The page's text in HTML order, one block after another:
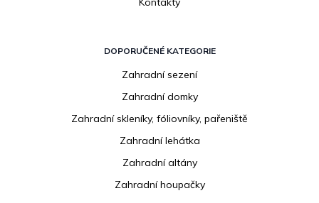
DOPORUČENÉ KATEGORIE
Zahradní sezení
Zahradní domky
Zahradní skleníky, fóliovníky, pařeniště
Zahradní lehátka
Zahradní altány
Zahradní houpačky